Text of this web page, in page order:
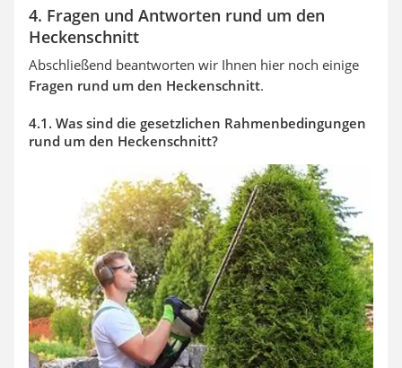
4. Fragen und Antworten rund um den
Heckenschnitt
Abschließend beantworten wir Ihnen hier noch einige
Fragen rund um den Heckenschnitt.
4.1. Was sind die gesetzlichen Rahmenbedingungen
rund um den Heckenschnitt?